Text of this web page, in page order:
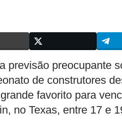
previsão preocupante
de construtores
favorito para
no Texas, entre 17 e